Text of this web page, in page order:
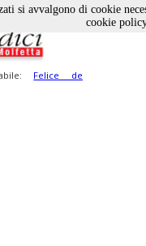
Felice de
si avvalgono di cookie
cookie